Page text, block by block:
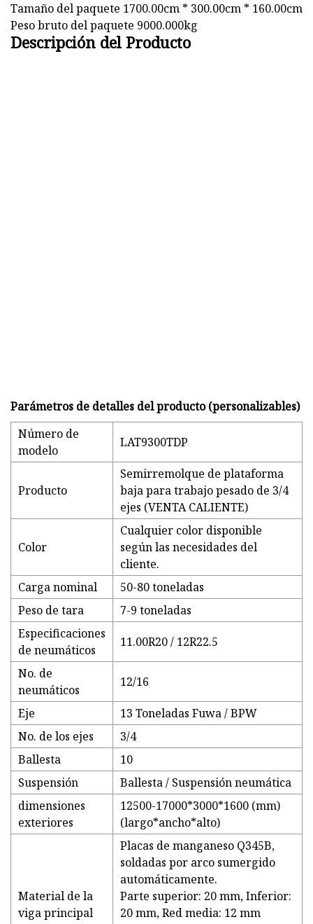
Tamaño del paquete 1700.00cm * 300.00cm * 160.00cm
Peso bruto del paquete 9000.000kg
Descripción del Producto
Parámetros de detalles del producto (personalizables)
Número de
modelo
LAT9300TDP
Producto
Semirremolque de plataforma
baja para trabajo pesado de 3/4
ejes (VENTA CALIENTE)
Color
Cualquier color disponible
según las necesidades del
cliente.
Carga nominal
50-80 toneladas
Peso de tara
7-9 toneladas
Especificaciones
de neumáticos
11.00R20 / 12R22.5
No. de
neumáticos
12/16
Eje
13 Toneladas Fuwa / BPW
No. de los ejes
3/4
Ballesta
10
Suspensión
Ballesta / Suspensión neumática
dimensiones
exteriores
12500-17000*3000*1600 (mm)
(largo*ancho*alto)
Material de la
viga principal
Placas de manganeso Q345B,
soldadas por arco sumergido
automáticamente.
Parte superior: 20 mm, Inferior:
20 mm, Red media: 12 mm